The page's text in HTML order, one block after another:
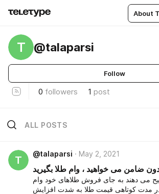
About
T @talaparsi
Follow
0 followers 1 post
ALL POSTS
T
@talaparsi May 2, 2021
ضامن می خواهید ، وام طلا بگیرید
می دهند به جای فروش طلاهای خود وام
که در مدت کوتاهی قیمت طلا به شدت افزایش